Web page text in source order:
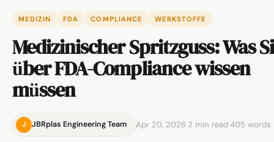
MEDIZIN FDA COMPLIANCE WERKSTOFFE
Medizinischer Spritzguss: Was
über FDA-Compliance wissen
müssen
J JBRplas Engineering Team Apr 20, 2026·2 min read·405 words